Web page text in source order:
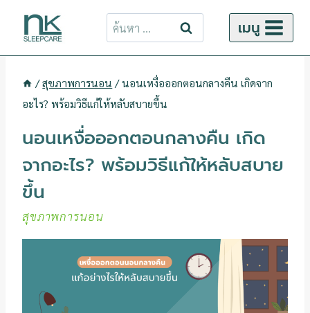
ค้นหา
สำหรับ:
เมนู
/ สุขภาพการนอน / นอนเหงื่อออกตอนกลางคืน เกิดจาก
อะไร? พร้อมวิธีแก้ให้หลับสบายขึ้น
นอนเหงื่อออกตอนกลางคืน เกิด
จากอะไร? พร้อมวิธีแก้ให้หลับสบาย
ขึ้น
สุขภาพการนอน